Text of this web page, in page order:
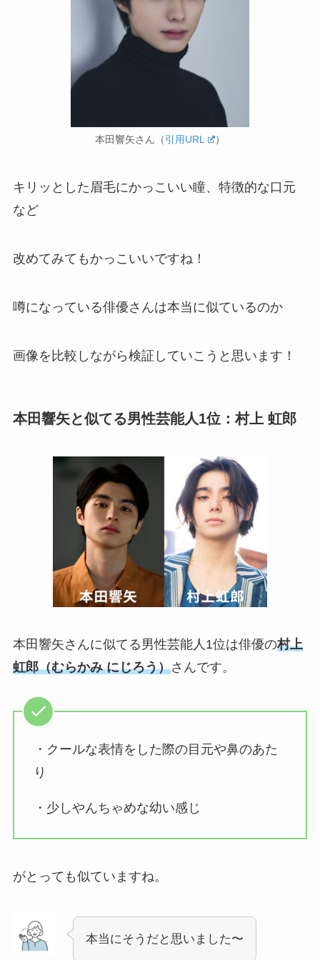
本田響矢さん（引用URL ）
キリッとした眉毛にかっこいい瞳、特徴的な口元
など
改めてみてもかっこいいですね！
噂になっている俳優さんは本当に似ているのか
画像を比較しながら検証していこうと思います！
本田響矢と似てる男性芸能人1位：村上 虹郎
本田響矢さんに似てる男性芸能人1位は俳優の村上
虹郎（むらかみ にじろう）さんです。
・クールな表情をした際の目元や鼻のあた
り
・少しやんちゃめな幼い感じ
がとっても似ていますね。
本当にそうだと思いました〜